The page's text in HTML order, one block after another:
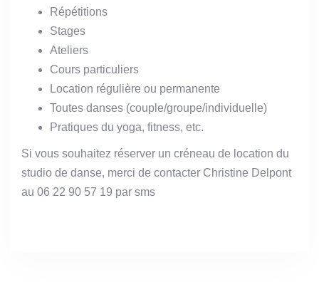
Répétitions
Stages
Ateliers
Cours particuliers
Location régulière ou permanente
Toutes danses (couple/groupe/individuelle)
Pratiques du yoga, fitness, etc.
Si vous souhaitez réserver un créneau de location du
studio de danse, merci de contacter Christine Delpont
au 06 22 90 57 19 par sms